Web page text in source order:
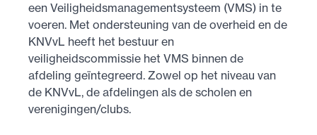
een Veiligheidsmanagementsysteem (VMS) in te
voeren. Met ondersteuning van de overheid en de
KNVvL heeft het bestuur en
veiligheidscommissie het VMS binnen de
afdeling geïntegreerd. Zowel op het niveau van
de KNVvL, de afdelingen als de scholen en
verenigingen/clubs.